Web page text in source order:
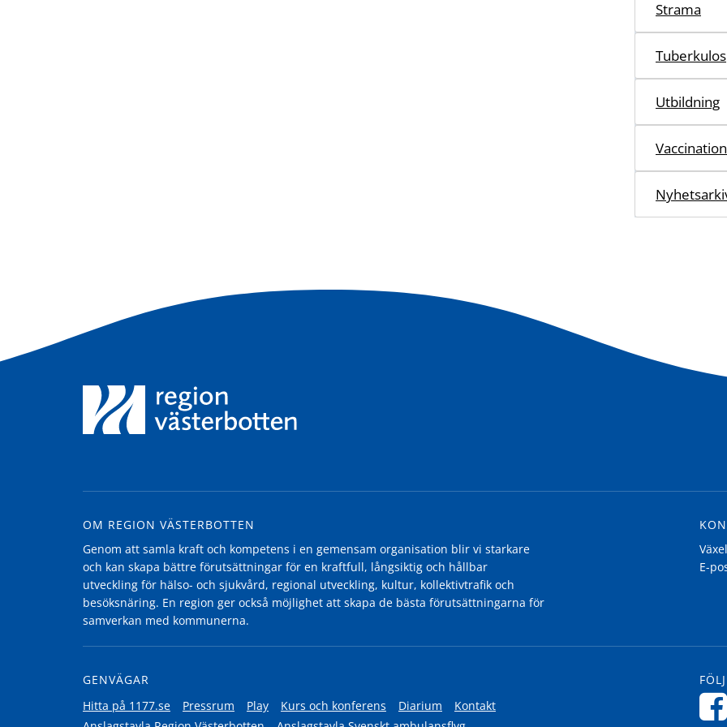
Strama
Tuberkulos
Utbildning
Vaccination
OM REGION VÄSTERBOTTEN
Genom att samla kraft och kompetens i en gemensam organisation blir vi starkare
och kan skapa bättre förutsättningar för en kraftfull, långsiktig och hållbar
utveckling för hälso- och sjukvård, regional utveckling, kultur, kollektivtrafik och
besöksnäring. En region ger också möjlighet att skapa de bästa förutsättningarna för
samverkan med kommunerna.
Växel
E-
GENVÄGAR
Hitta på 1177.se
Pressrum Play Kurs och konferens Diarium
Kontakt